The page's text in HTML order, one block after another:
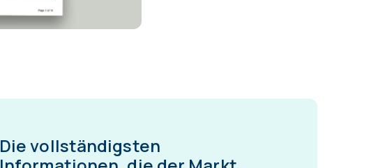
Die vollständigsten